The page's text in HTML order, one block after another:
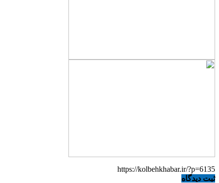
https://kolbehkhabar.ir/?p=6135
ثبت دیدگاه